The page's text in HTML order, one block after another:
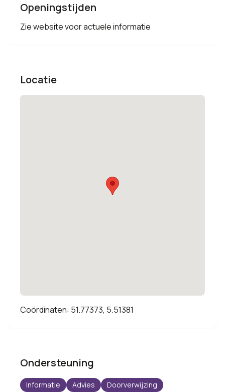
Openingstijden
Zie website voor actuele informatie
Locatie
Coördinaten: 51.77373, 5.51381
Ondersteuning
Informatie Advies
Doorverwijzing